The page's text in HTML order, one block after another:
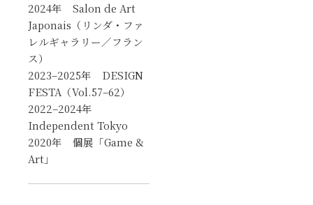
2024年 Salon de Art
Japonais（リンダ・ファ
レルギャラリー／フラン
ス）
2023–2025年 DESIGN
FESTA（Vol.57–62）
2022–2024年
Independent Tokyo
2020年 個展「Game &
Art」